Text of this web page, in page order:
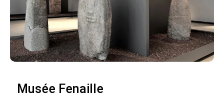
Musée Fenaille